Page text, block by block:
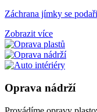
Záchrana jímky se
Zobrazit více
Oprava nádrží